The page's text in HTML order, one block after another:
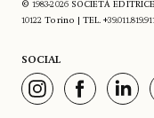
© 1983-2026 SOCIETÀ
10122 Torino | TEL.
SOCIAL